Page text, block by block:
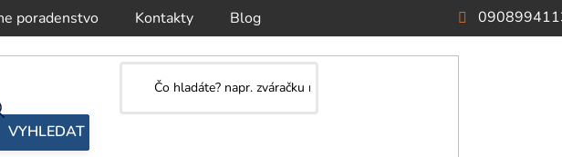
poradenstvo Kontakty Blog